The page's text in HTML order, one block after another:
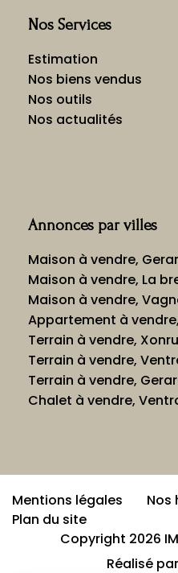
Nos Services
Estimation
Nos biens vendus
Nos outils
Nos actualités
Annonces par villes
Maison à vendre,
Maison à vendre, La
Maison à vendre,
Appartement à
Terrain à vendre,
Terrain à vendre,
Terrain à vendre,
Chalet à vendre,
Mentions légales
Nos
Plan du site
Copyright 2026
Réalisé